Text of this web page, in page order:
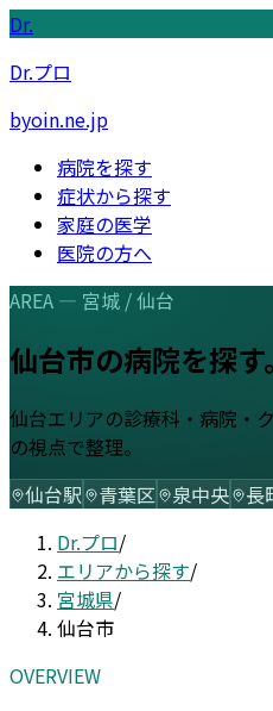
Dr.
Dr.プロ
byoin.ne.jp
病院を探す
症状から探す
家庭の医学
医院の方へ
AREA — 宮城 /仙台
仙台市の病院を探す。
仙台エリアの診療科・病院・
の視点で整理。
仙台駅
青葉区 泉中央
長
Dr.プロ/
エリアから探す/
宮城県/
仙台市
OVERVIEW